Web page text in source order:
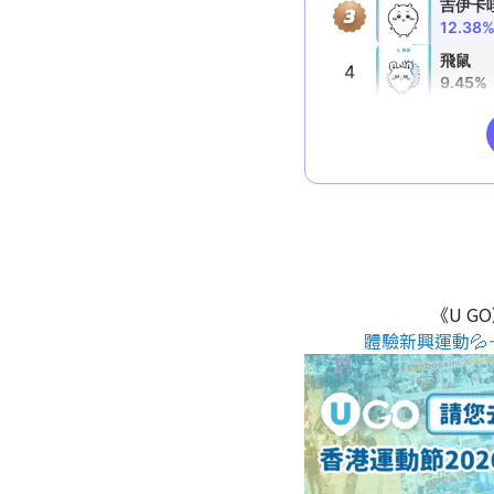
《U
體驗新興運動